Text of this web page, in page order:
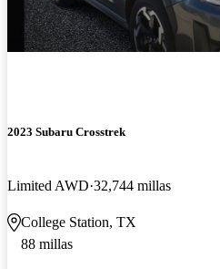
2023 Subaru Crosstrek
Limited AWD 32,744 millas
College Station, TX
88 millas